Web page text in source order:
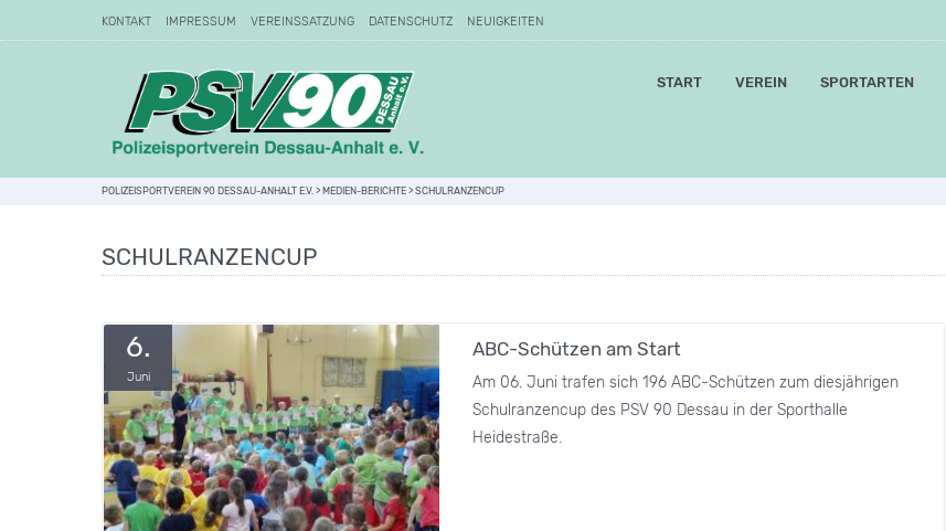
KONTAKT IMPRESSUM VEREINSSATZUNG DATENSCHUTZ NEUIGKEITEN
START VEREIN SPORTARTEN
POLIZEISPORTVEREIN 90 DESSAU-ANHALT E.V. > MEDIEN-BERICHTE > SCHULRANZENCUP
SCHULRANZENCUP
6.
Juni
ABC-Schützen am Start
Am 06. Juni trafen sich 196 ABC-Schützen zum diesjährigen
Schulranzencup des PSV 90 Dessau in der Sporthalle
Heidestraße.